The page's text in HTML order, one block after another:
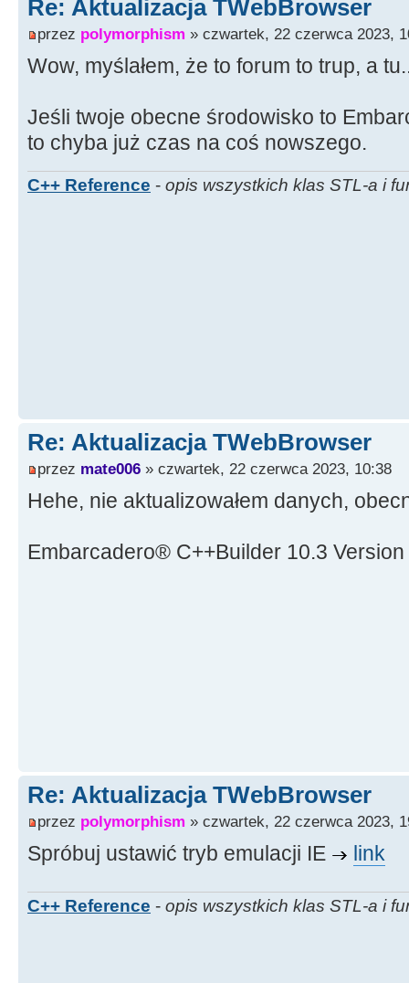
Re: Aktualizacja TWebBrowser
przez polymorphism » czwartek, 22 czerwca 2023,
Wow, myślałem, że to forum to trup, a
Jeśli twoje obecne środowisko to
to chyba już czas na coś nowszego.
C++ Reference - opis wszystkich klas STL-a i
Re: Aktualizacja TWebBrowser
przez mate006 » czwartek, 22 czerwca 2023, 10:38
Hehe, nie aktualizowałem danych,
Embarcadero® C++Builder 10.3
Re: Aktualizacja TWebBrowser
przez polymorphism » czwartek, 22 czerwca 2023,
Spróbuj ustawić tryb emulacji IE link
C++ Reference - opis wszystkich klas STL-a i